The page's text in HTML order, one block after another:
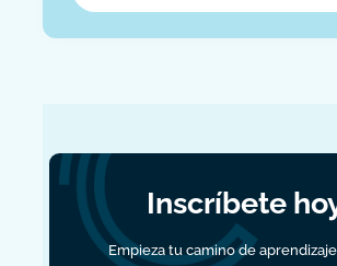
Inscríbete
Empieza tu camino de